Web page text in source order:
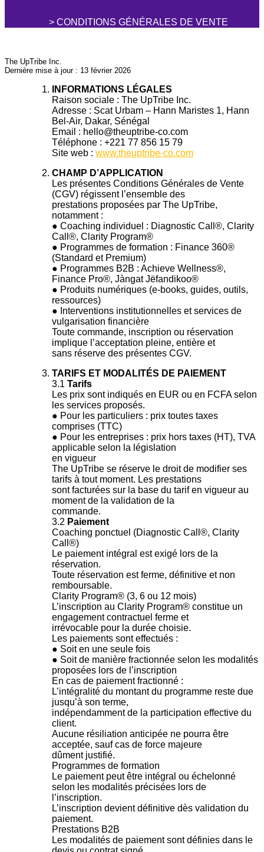
> CONDITIONS GÉNÉRALES DE VENTE
The UpTribe Inc.
Dernière mise à jour : 13 février 2026
INFORMATIONS LÉGALES
Raison sociale : The UpTribe Inc.
Adresse : Scat Urbam – Hann Maristes 1, Hann
Bel-Air, Dakar, Sénégal
Email : hello@theuptribe-co.com
Téléphone : +221 77 856 15 79
Site web : www.theuptribe-co.com
CHAMP D’APPLICATION
Les présentes Conditions Générales de Vente
(CGV) régissent l’ensemble des
prestations proposées par The UpTribe,
notamment :
● Coaching individuel : Diagnostic Call®, Clarity
Call®, Clarity Program®
● Programmes de formation : Finance 360®
(Standard et Premium)
● Programmes B2B : Achieve Wellness®,
Finance Pro®, Jàngat Jëfandikoo®
● Produits numériques (e-books, guides, outils,
ressources)
● Interventions institutionnelles et services de
vulgarisation financière
Toute commande, inscription ou réservation
implique l’acceptation pleine, entière et
sans réserve des présentes CGV.
TARIFS ET MODALITÉS DE PAIEMENT
3.1 Tarifs
Les prix sont indiqués en EUR ou en FCFA selon
les services proposés.
● Pour les particuliers : prix toutes taxes
comprises (TTC)
● Pour les entreprises : prix hors taxes (HT), TVA
applicable selon la législation
en vigueur
The UpTribe se réserve le droit de modifier ses
tarifs à tout moment. Les prestations
sont facturées sur la base du tarif en vigueur au
moment de la validation de la
commande.
3.2 Paiement
Coaching ponctuel (Diagnostic Call®, Clarity
Call®)
Le paiement intégral est exigé lors de la
réservation.
Toute réservation est ferme, définitive et non
remboursable.
Clarity Program® (3, 6 ou 12 mois)
L’inscription au Clarity Program® constitue un
engagement contractuel ferme et
irrévocable pour la durée choisie.
Les paiements sont effectués :
● Soit en une seule fois
● Soit de manière fractionnée selon les modalités
proposées lors de l’inscription
En cas de paiement fractionné :
L’intégralité du montant du programme reste due
jusqu’à son terme,
indépendamment de la participation effective du
client.
Aucune résiliation anticipée ne pourra être
acceptée, sauf cas de force majeure
dûment justifié.
Programmes de formation
Le paiement peut être intégral ou échelonné
selon les modalités précisées lors de
l’inscription.
L’inscription devient définitive dès validation du
paiement.
Prestations B2B
Les modalités de paiement sont définies dans le